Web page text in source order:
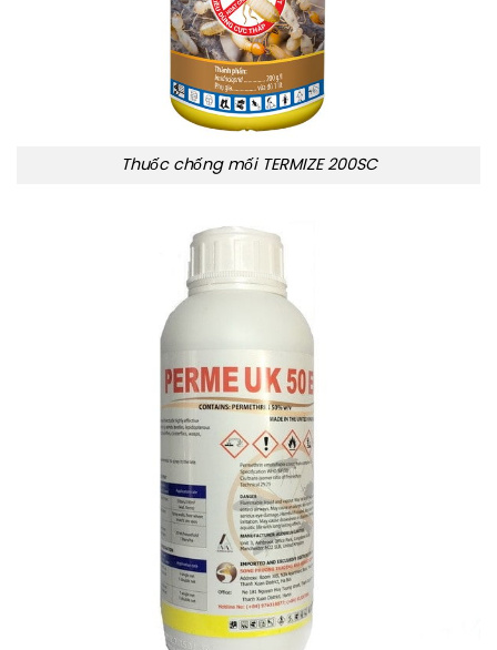
Thuốc chống mối TERMIZE 200SC